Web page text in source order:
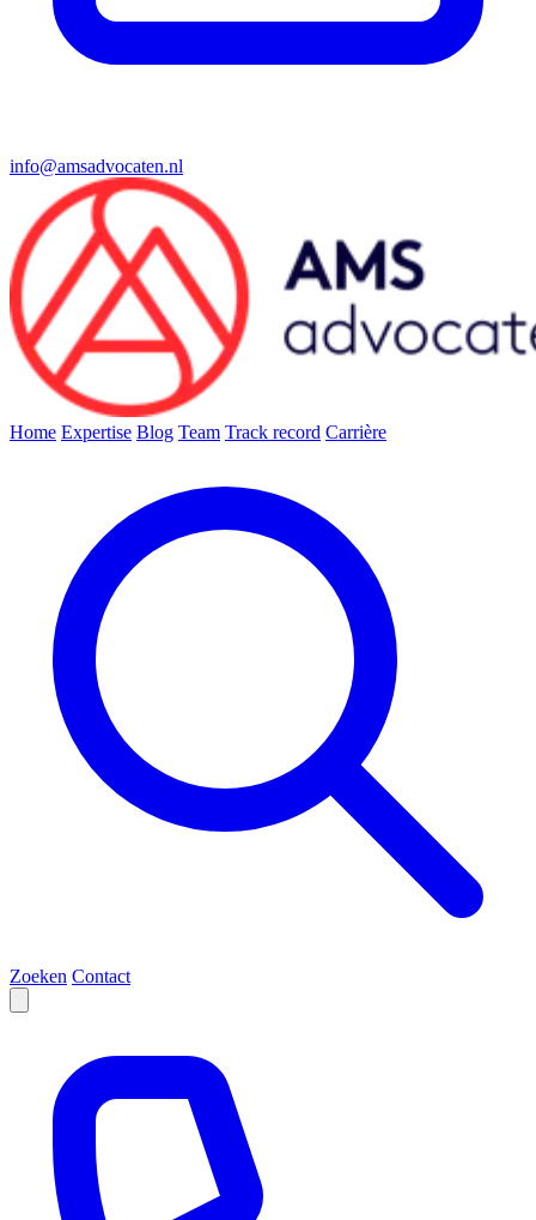
info@amsadvocaten.nl
Home Expertise Blog Team Track record Carrière
Zoeken Contact